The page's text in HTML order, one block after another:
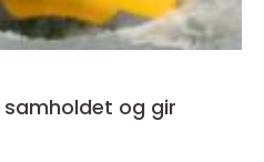
og gir